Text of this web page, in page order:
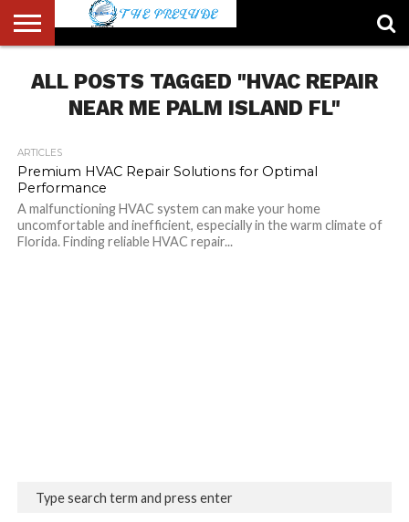
US
ACCOUNT
AUTHORS
LIST
FULL-
WIDTH
HOME
LATEST
NEWS
LOGIN
LOGOUT
MEMBERS
PASSWORD
RESET
REGISTER
SAMPLE
PAGE
TYPOGRAPHY
USER
ALL POSTS TAGGED "HVAC REPAIR
NEAR ME PALM ISLAND FL"
ARTICLES
Premium HVAC Repair Solutions for Optimal
Performance
A malfunctioning HVAC system can make your home
uncomfortable and inefficient, especially in the warm climate of
Florida. Finding reliable HVAC repair...